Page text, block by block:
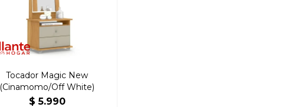
Tocador Magic New
(Cinamomo/Off White)
$ 5.990